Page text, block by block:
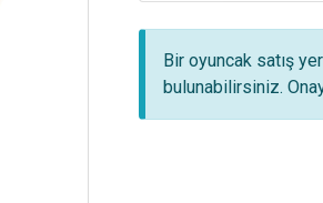
Bir oyuncak satış
bulunabilirsiniz.